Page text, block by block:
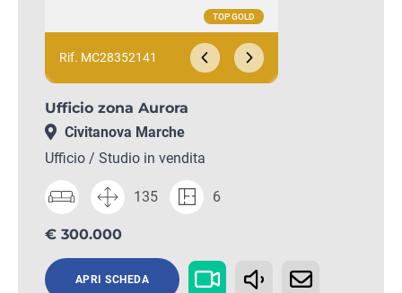
Rif. MC28352141
Ufficio zona Aurora
Civitanova Marche
Ufficio / Studio in vendita
135 6
€ 300.000
APRI SCHEDA